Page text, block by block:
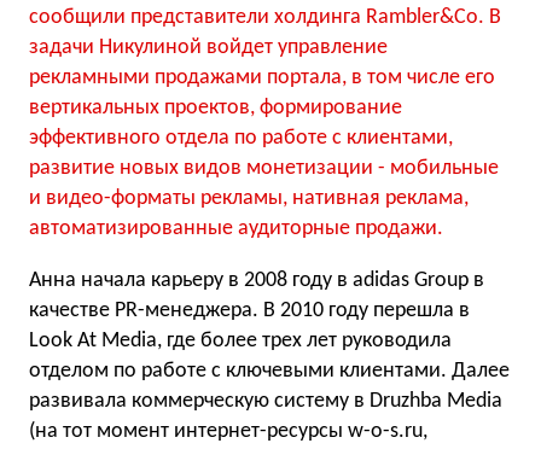
сообщили представители холдинга Rambler&Co. В
задачи Никулиной войдет управление
рекламными продажами портала, в том числе его
вертикальных проектов, формирование
эффективного отдела по работе с клиентами,
развитие новых видов монетизации - мобильные
и видео-форматы рекламы, нативная реклама,
автоматизированные аудиторные продажи.
Анна начала карьеру в 2008 году в adidas Group в
качестве PR-менеджера. В 2010 году перешла в
Look At Media, где более трех лет руководила
отделом по работе с ключевыми клиентами. Далее
развивала коммерческую систему в Druzhba Media
(на тот момент интернет-ресурсы w-o-s.ru,